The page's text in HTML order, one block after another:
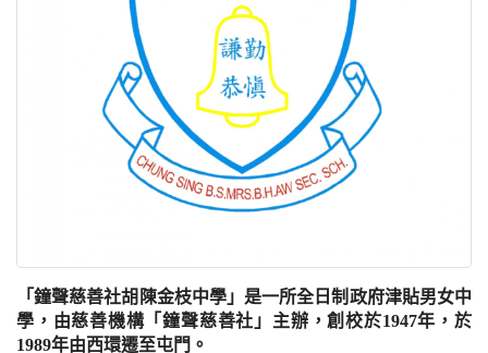
「鐘聲慈善社胡陳金枝中學」是一所全日制政府津貼男女中
學，由慈善機構「鐘聲慈善社」主辦，創校於1947年，於
1989年由西環遷至屯門。